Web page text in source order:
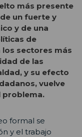
más presente
un fuerte y
y de una
de
sectores más
de las
y su efecto
vuelve
problema.
formal se
y el trabajo